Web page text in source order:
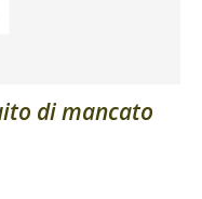
di mancato